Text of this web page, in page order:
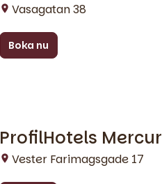
Vasagatan 38
Boka nu
Köpenhamn
ProfilHotels Mercur
Vester Farimagsgade 17